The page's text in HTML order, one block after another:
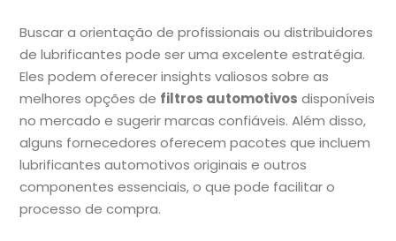
Buscar a orientação de profissionais ou distribuidores
de lubrificantes pode ser uma excelente estratégia.
Eles podem oferecer insights valiosos sobre as
melhores opções de filtros automotivos disponíveis
no mercado e sugerir marcas confiáveis. Além disso,
alguns fornecedores oferecem pacotes que incluem
lubrificantes automotivos originais e outros
componentes essenciais, o que pode facilitar o
processo de compra.